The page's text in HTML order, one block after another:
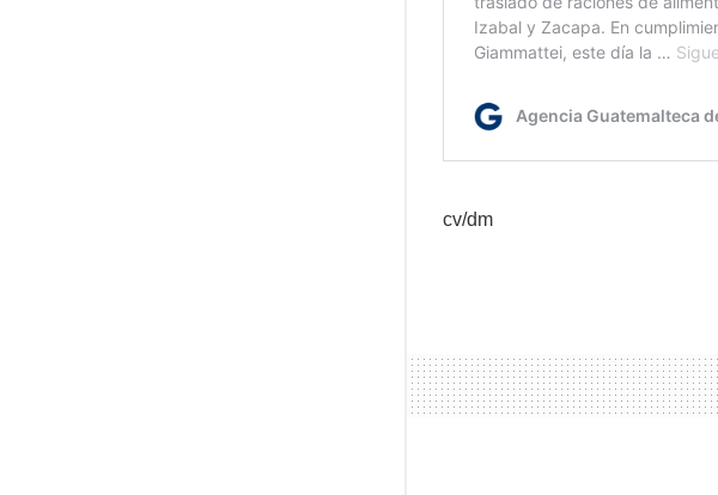
cv/dm